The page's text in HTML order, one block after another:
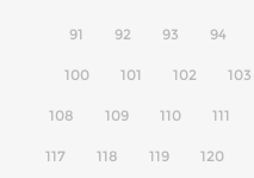
91 92 93 94
100 101 102 103
108 109 110 111
117 118 119 120